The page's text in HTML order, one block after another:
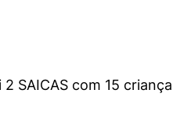
SAICAS com 15